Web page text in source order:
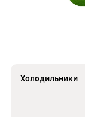
Холодильники